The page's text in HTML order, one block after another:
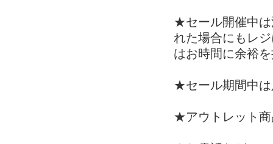
★セール開催中は
れた場合にもレ
はお時間に余裕
★セール期間中は
★アウトレット商